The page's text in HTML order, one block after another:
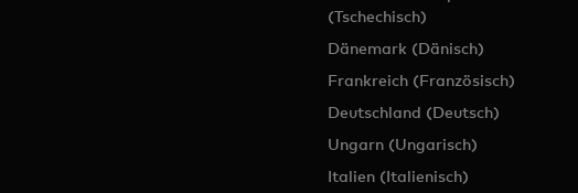
(Tschechisch)
Dänemark (Dänisch)
Frankreich (Französisch)
Deutschland (Deutsch)
Ungarn (Ungarisch)
Italien (Italienisch)